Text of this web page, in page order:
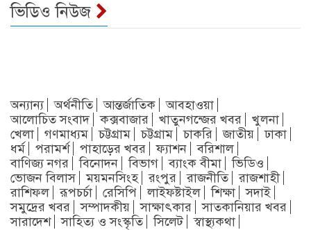
ভিডিও নিউজ
অন্যান্য অর্থনীতি আন্তর্জাতিক
আবহাওয়া
আলোচিত সংবাদ
কক্সবাজার খাতুনগন্জের খবর
খুলনা
খেলা
গণমাধ্যম চট্টগ্রাম চট্টগ্রাম চাকরি জাতীয়
ঢাকা
ধর্ম
পরামর্শ পাহাড়ের খবর ফ্যাশন
বরিশাল
বাণিজ্য নগর
বিনোদন বিভাগ ব্যাংক বীমা
ভিডিও
ভোজন বিলাস
ময়মনসিংহ রংপুর রাজনীতি
রাজশাহী
রাশিফল
রূপচর্চা রেসিপি লাইফষ্টাইল শিক্ষা
সদাই
সমুদ্রের খবর
সম্পাদকীয় সাক্ষাৎকার
সাতকানিয়ার খবর
সারাদেশ
সাহিত্য ও সংস্কৃতি সিলেট স্বাস্থ্যকথা